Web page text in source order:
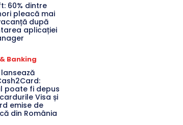
60% dintre
pleacă mai
după
aplicației
Banking
lansează
poate fi depus
Visa și
emise de
din România